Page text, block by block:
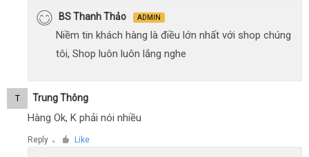
BS Thanh Thảo ADMIN
Niềm tin khách hàng là điều lớn nhất với shop chúng
tôi, Shop luôn luôn lắng nghe
T Trung Thông
Hàng Ok, K phải nói nhiều
Reply ● Like